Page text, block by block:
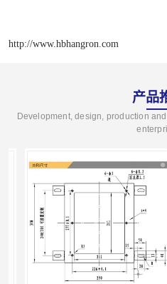
http://www.hbhangron.com
产品
Development, design, production